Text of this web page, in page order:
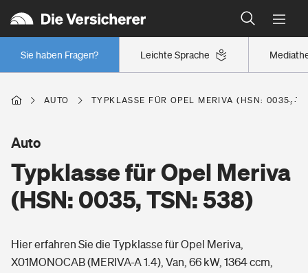
Leichte Sprache
Sie haben Fragen?
Wer versichert was: Jetzt Versicherer finden
Regionalklassen: So ist Ihre Region eingestuft
Wer versichert was: Jetzt Versicherer finden
Berufsunfähigkeitsversicherung
Erwerbsunfähigkeitsversicherung
Grundfähigkeitsversicherung
Wohnen
Freizeit
AUTO TYPKLASSE FÜR OPEL MERIVA (HSN: 0035,
Typklasse für Opel Meriva
(HSN: 0035, TSN: 538)
Auto
Hier erfahren Sie die Typklasse für Opel Meriva,
X01MONOCAB (MERIVA-A 1.4), Van, 66 kW, 1364 ccm,